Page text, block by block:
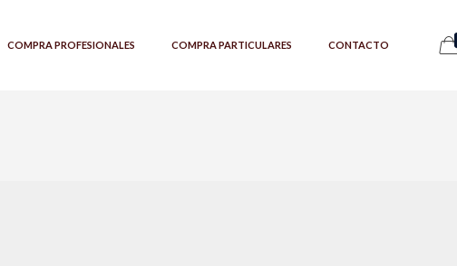
COMPRA PROFESIONALES COMPRA PARTICULARES CONTACTO